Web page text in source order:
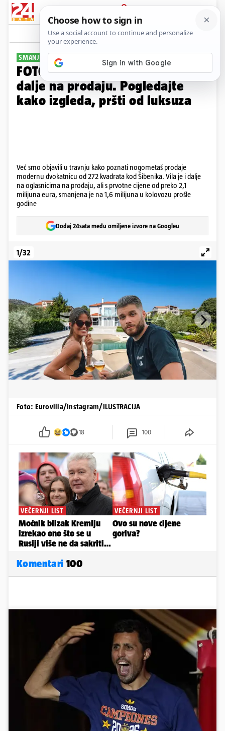
PRIJAVA
Galerija Komentari
SMANJILI SU CIJENU
FOTO Vila Duje Ćalete-Cara i
dalje na prodaju. Pogledajte
kako izgleda, pršti od luksuza
Već smo objavili u travnju kako poznati nogometaš prodaje
modernu dvokatnicu od 272 kvadrata kod Šibenika. Vila je i dalje
na oglasnicima na prodaju, ali s prvotne cijene od preko 2,1
milijuna eura, smanjena je na 1,6 milijuna u kolovozu prošle
godine
Dodaj 24sata među omiljene izvore na Googleu
1/32
Foto: Eurovilla/Instagram/ILUSTRACIJA
18 100
Komentari 100